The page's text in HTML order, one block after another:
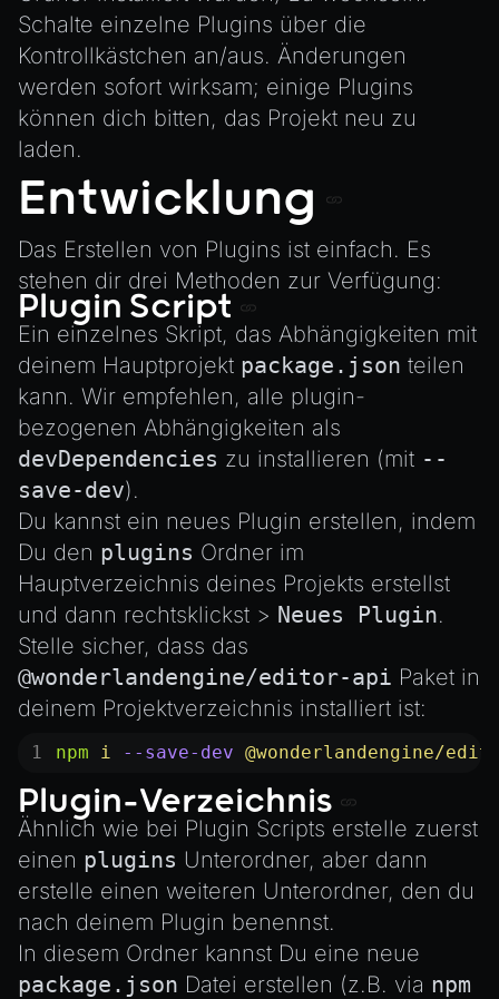
Schalte einzelne Plugins über die
Kontrollkästchen an/aus. Änderungen
werden sofort wirksam; einige Plugins
können dich bitten, das Projekt neu zu
laden.
Entwicklung
Das Erstellen von Plugins ist einfach. Es
stehen dir drei Methoden zur Verfügung:
Plugin Script
Ein einzelnes Skript, das Abhängigkeiten mit
deinem Hauptprojekt package.json teilen
kann. Wir empfehlen, alle plugin-
bezogenen Abhängigkeiten als
devDependencies zu installieren (mit --
save-dev).
Du kannst ein neues Plugin erstellen, indem
Du den plugins Ordner im
Hauptverzeichnis deines Projekts erstellst
und dann rechtsklickst > Neues Plugin.
Stelle sicher, dass das
@wonderlandengine/editor-api Paket in
deinem Projektverzeichnis installiert ist:
npm i --save-dev @wonderlandengine/
Plugin-Verzeichnis
Ähnlich wie bei Plugin Scripts erstelle zuerst
einen plugins Unterordner, aber dann
erstelle einen weiteren Unterordner, den du
nach deinem Plugin benennst.
In diesem Ordner kannst Du eine neue
package.json Datei erstellen (z.B. via npm